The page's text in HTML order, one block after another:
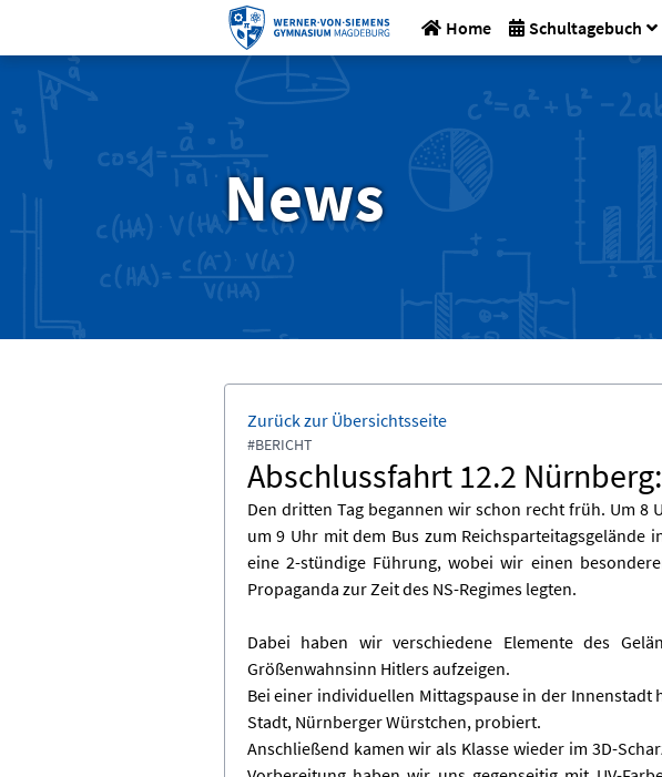
Home Schultagebuch
News
Zurück zur Übersichtsseite
#BERICHT
Abschlussfahrt 12.2
Den dritten Tag begannen wir schon recht früh. Um 8
um 9 Uhr mit dem Bus zum Reichsparteitagsgelände
eine 2-stündige Führung, wobei wir einen
Propaganda zur Zeit des NS-Regimes legten.
Dabei haben wir verschiedene Elemente des
Größenwahnsinn Hitlers aufzeigen.
Bei einer individuellen Mittagspause in der Innenstadt
Stadt, Nürnberger Würstchen, probiert.
Anschließend kamen wir als Klasse wieder im 3D-